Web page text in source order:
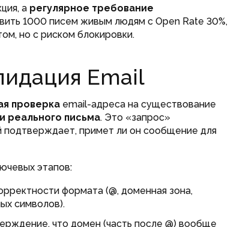
а регулярное требование
1000 писем живым людям с Open Rate 30%,
но с риском блокировки.
Email
проверка email-адреса на существование
реального письма. Это «запрос»
подтверждает, примет ли он сообщение для
этапов:
формата (@, доменная зона,
символов).
что домен (часть после @) вообще